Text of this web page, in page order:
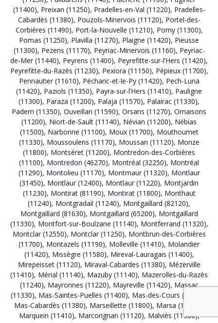
(11400), Preixan (11250), Pradelles-en-Val (11220), Pradelles-
Cabardès (11380), Pouzols-Minervois (11120), Portel-des-
Corbières (11490), Port-la-Nouvelle (11210), Pomy (11300),
Pomas (11250), Plavilla (11270), Plaigne (11420), Pieusse
(11300), Pezens (11170), Peyriac-Minervois (11160), Peyriac-
de-Mer (11440), Peyrens (11400), Peyrefitte-sur-l’Hers (11420),
Peyrefitte-du-Razès (11230), Pexiora (11150), Pépieux (11700),
Pennautier (11610), Pécharic-et-le-Py (11420), Pech-Luna
(11420), Paziols (11350), Payra-sur-l’Hers (11410), Pauligne
(11300), Paraza (11200), Palaja (11570), Palairac (11330),
Padern (11350), Ouveillan (11590), Orsans (11270), Ornaisons
(11200), Niort-de-Sault (11140), Névian (11200), Nébias
(11500), Narbonne (11100), Moux (11700), Mouthoumet
(11330), Moussoulens (11170), Moussan (11120), Monze
(11800), Montséret (11200), Montredon-des-Corbières
(11100), Montredon (46270), Montréal (32250), Montréal
(11290), Montolieu (11170), Montmaur (11320), Montlaur
(31450), Montlaur (12400), Montlaur (11220), Montjardin
(11230), Montirat (81190), Montirat (11800), Monthaut
(11240), Montgradail (11240), Montgaillard (82120),
Montgaillard (81630), Montgaillard (65200), Montgaillard
(11330), Montfort-sur-Boulzane (11140), Montferrand (11320),
Montclar (12550), Montclar (11250), Montbrun-des-Corbières
(11700), Montazels (11190), Molleville (11410), Molandier
(11420), Missègre (11580), Mireval-Lauragais (11400),
Mirepeisset (11120), Miraval-Cabardes (11380), Mézerville
(11410), Mérial (11140), Mazuby (11140), Mazerolles-du-Razès
(11240), Mayronnes (11220), Mayreville (11420), Massac
(11330), Mas-Saintes-Puelles (11400), Mas-des-Cours (11570)
Mas-Cabardès (11380), Marseillette (11800), Marsa (11140)
Marquein (11410), Marcorignan (11120), Malviès (11300),